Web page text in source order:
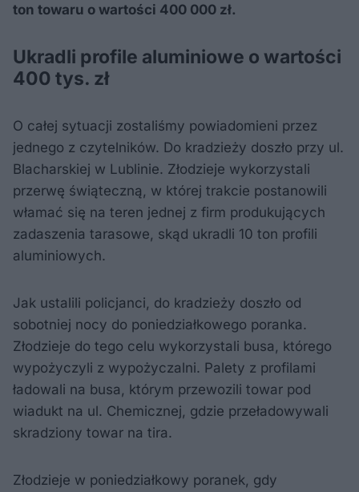
ton towaru o wartości 400 000 zł.
Ukradli profile aluminiowe o wartości
400 tys. zł
O całej sytuacji zostaliśmy powiadomieni przez
jednego z czytelników. Do kradzieży doszło przy ul.
Blacharskiej w Lublinie. Złodzieje wykorzystali
przerwę świąteczną, w której trakcie postanowili
włamać się na teren jednej z firm produkujących
zadaszenia tarasowe, skąd ukradli 10 ton profili
aluminiowych.
Jak ustalili policjanci, do kradzieży doszło od
sobotniej nocy do poniedziałkowego poranka.
Złodzieje do tego celu wykorzystali busa, którego
wypożyczyli z wypożyczalni. Palety z profilami
ładowali na busa, którym przewozili towar pod
wiadukt na ul. Chemicznej, gdzie przeładowywali
skradziony towar na tira.
Złodzieje w poniedziałkowy poranek, gdy